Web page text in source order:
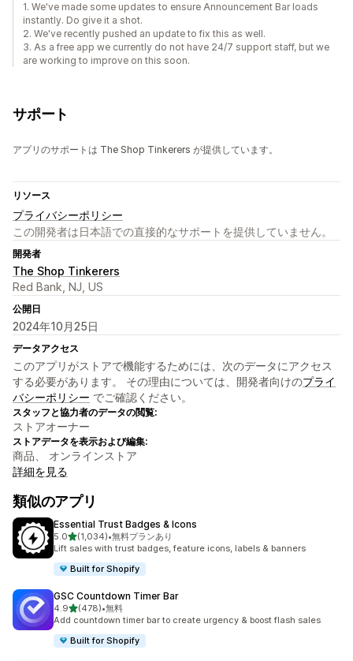
1. We've made some updates to ensure Announcement Bar loads
instantly. Do give it a shot.
2. We've recently pushed an update to fix this as well.
3. As a free app we currently do not have 24/7 support staff, but we
are working to improve on this soon.
サポート
アプリのサポートは The Shop Tinkerers が提供しています。
リソース
プライバシーポリシー
この開発者は日本語での直接的なサポートを提供していません。
開発者
The Shop Tinkerers
Red Bank, NJ, US
公開日
2024年10月25日
データアクセス
このアプリがストアで機能するためには、次のデータにアクセス
する必要があります。 その理由については、開発者向けのプライ
バシーポリシー でご確認ください。
スタッフと協力者のデータの閲覧:
ストアオーナー
ストアデータを表示および編集:
商品、 オンラインストア
詳細を見る
類似のアプリ
Essential Trust Badges & Icons
5.05つ星中
(1,034)
合計レビュー数：1034件
•無料プランあり
Lift sales with trust badges, feature icons, labels & banners
Built for Shopify
GSC Countdown Timer Bar
4.95つ星中
(478)
合計レビュー数：478件
•無料
Add countdown timer bar to create urgency & boost flash sales
Built for Shopify